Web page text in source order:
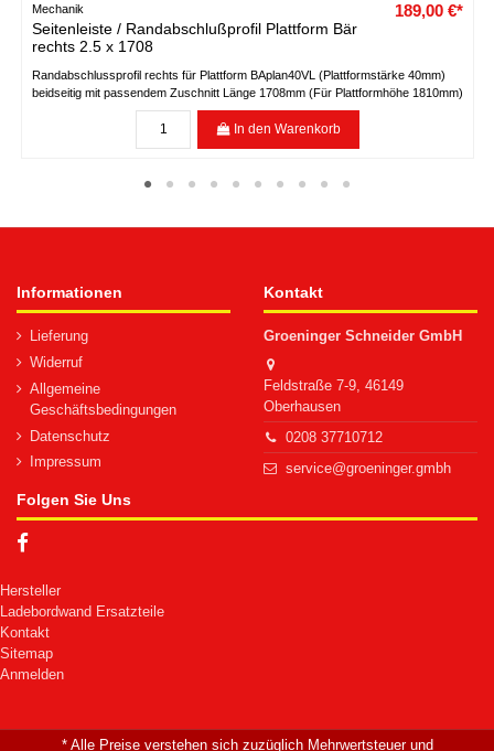
Mechanik
Seitenleiste / Randabschlußprofil Plattform Bär
rechts 2.5 x 1708
189,00 €*
Randabschlussprofil rechts für Plattform BAplan40VL (Plattformstärke 40mm)
beidseitig mit passendem Zuschnitt Länge 1708mm (Für Plattformhöhe 1810mm)
In den Warenkorb
Informationen
Lieferung
Widerruf
Allgemeine
Geschäftsbedingungen
Datenschutz
Impressum
Kontakt
Groeninger Schneider GmbH
Feldstraße 7-9, 46149
Oberhausen
0208 37710712
service@groeninger.gmbh
Folgen Sie Uns
Hersteller
Ladebordwand Ersatzteile
Kontakt
Sitemap
Anmelden
* Alle Preise verstehen sich zuzüglich Mehrwertsteuer und